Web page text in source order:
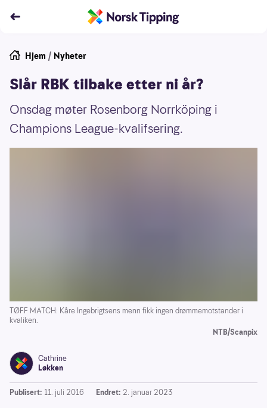
Hjem / Nyheter
Slår RBK tilbake etter ni år?
Onsdag møter Rosenborg Norrköping i
Champions League-kvalifsering.
TØFF MATCH: Kåre Ingebrigtsens menn fikk ingen drømmemotstander i
kvaliken.
NTB/Scanpix
Cathrine
Løkken
Publisert: 11. juli 2016 Endret: 2. januar 2023